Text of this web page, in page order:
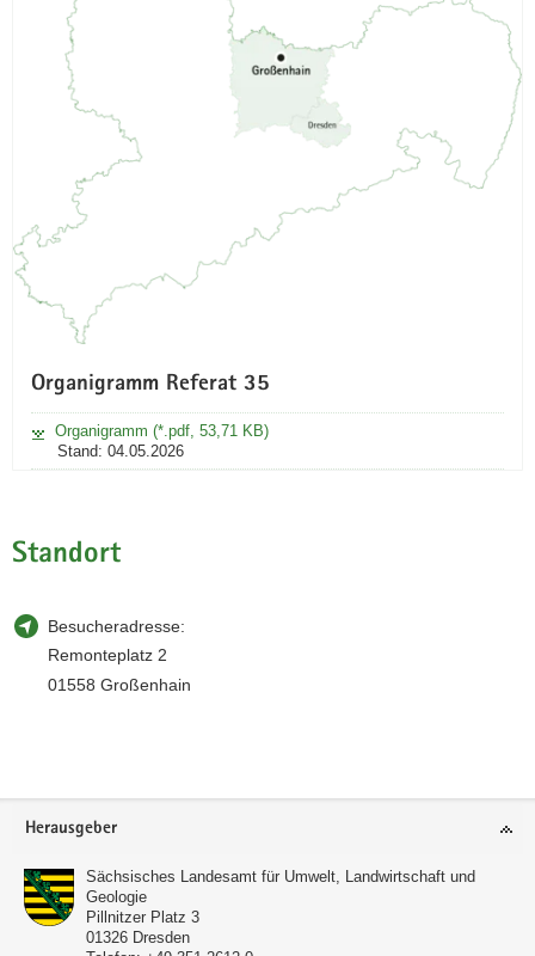
Organigramm Referat 35
Organigramm (*.pdf, 53,71 KB)
Stand: 04.05.2026
Standort
Besucheradresse:
Remonteplatz 2
01558 Großenhain
Footer-
Herausgeber
Sächsisches Landesamt für Umwelt, Landwirtschaft und
Geologie
Pillnitzer Platz 3
01326 Dresden